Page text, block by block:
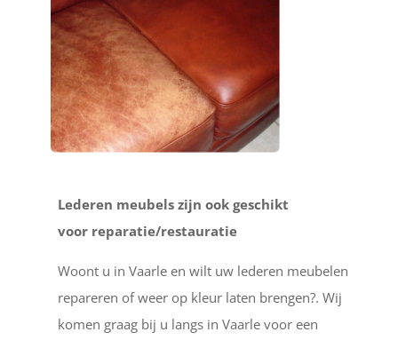
Lederen meubels zijn ook geschikt
voor reparatie/restauratie
Woont u in Vaarle en wilt uw lederen meubelen
repareren of weer op kleur laten brengen?. Wij
komen graag bij u langs in Vaarle voor een